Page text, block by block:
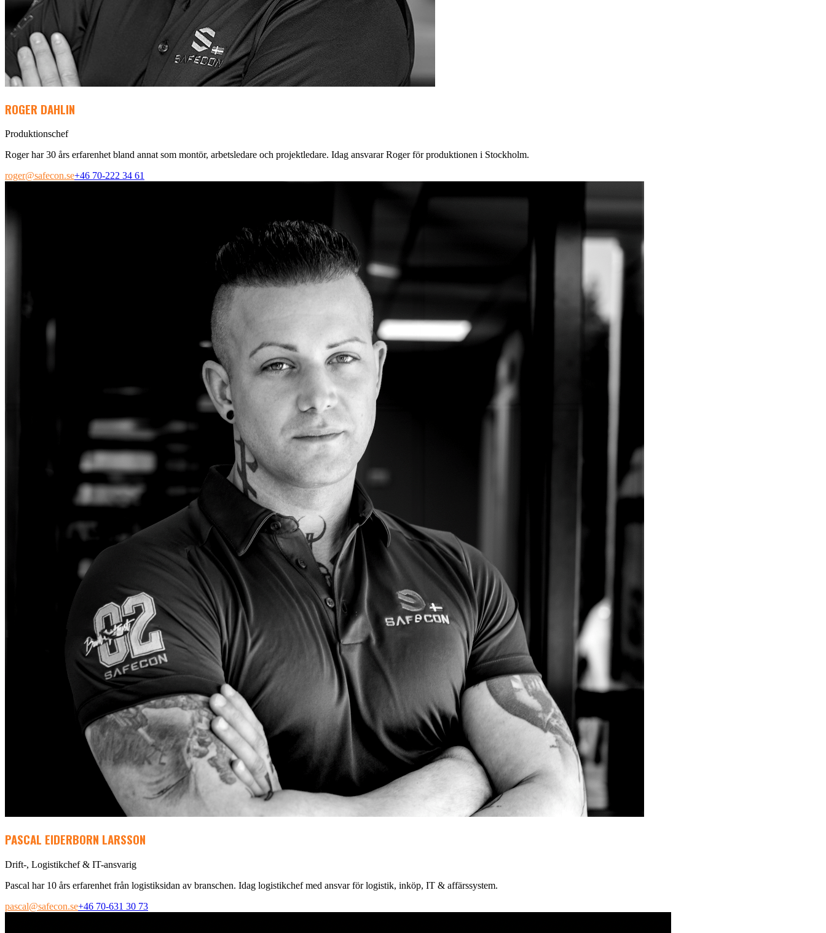
ROGER DAHLIN
Produktionschef
Roger har 30 års erfarenhet bland annat som montör, arbetsledare och projektledare. Idag ansvarar Roger för produktionen i Stockholm.
roger@safecon.se+46 70-222 34 61
PASCAL EIDERBORN LARSSON
Drift-, Logistikchef & IT-ansvarig
Pascal har 10 års erfarenhet från logistiksidan av branschen. Idag logistikchef med ansvar för logistik, inköp, IT & affärssystem.
pascal@safecon.se+46 70-631 30 73